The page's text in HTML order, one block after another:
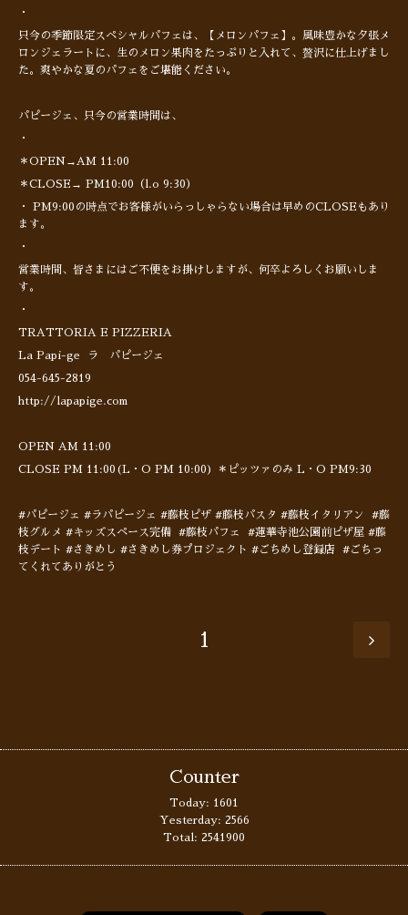
・
只今の季節限定スペシャルパフェは、【メロンパフェ】。風味豊かな夕張メ
ロンジェラートに、生のメロン果肉をたっぷりと入れて、贅沢に仕上げまし
た。爽やかな夏のパフェをご堪能ください。
パピージェ、只今の営業時間は、
・
＊OPEN→AM 11:00
＊CLOSE→ PM10:00（l.o 9:30）
・ PM9:00の時点でお客様がいらっしゃらない場合は早めのCLOSEもあり
ます。
・
営業時間、皆さまにはご不便をお掛けしますが、何卒よろしくお願いしま
す。
・
TRATTORIA E PIZZERIA
La Papi-ge ラ パピージェ
054-645-2819
http://lapapige.com
OPEN AM 11:00
CLOSE PM 11:00(L・O PM 10:00) ＊ピッツァのみ L・O PM9:30
#パピージェ #ラパピージェ #藤枝ピザ #藤枝パスタ #藤枝イタリアン #藤
枝グルメ #キッズスペース完備 #藤枝パフェ #蓮華寺池公園前ピザ屋 #藤
枝デート #さきめし #さきめし券プロジェクト #ごちめし登録店 #ごちっ
てくれてありがとう
1
Counter
Today: 1601
Yesterday: 2566
Total: 2541900